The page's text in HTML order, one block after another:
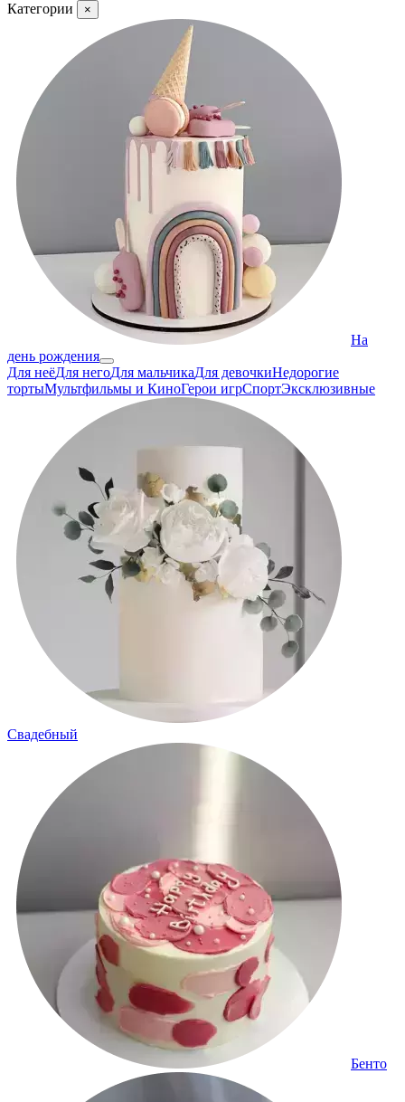
Категории
×
На
день рождения
Для неёДля негоДля мальчикаДля девочкиНедорогие
тортыМультфильмы и КиноГерои игрСпортЭксклюзивные
Свадебный
Бенто